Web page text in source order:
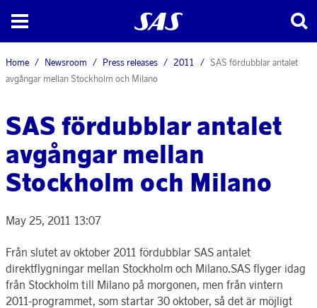
Home Newsroom Press releases 2011
SAS fördubblar antalet
avgångar mellan Stockholm och Milano
SAS fördubblar antalet
avgångar mellan
Stockholm och Milano
May 25, 2011 13:07
Från slutet av oktober 2011 fördubblar SAS antalet
direktflygningar mellan Stockholm och Milano.SAS flyger idag
från Stockholm till Milano på morgonen, men från vintern
2011-programmet, som startar 30 oktober, så det är möjligt